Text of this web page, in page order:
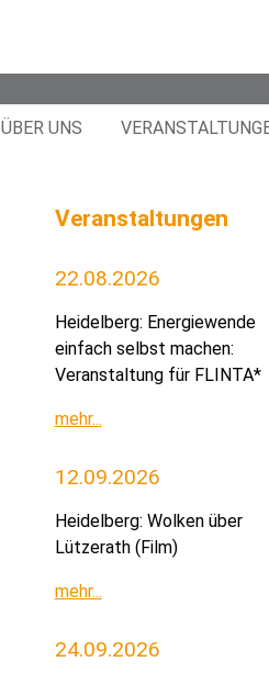
ÜBER UNS
Veranstaltungen
22.08.2026
Heidelberg: Energiewende
einfach selbst machen:
Veranstaltung für FLINTA*
mehr...
12.09.2026
Heidelberg: Wolken über
Lützerath (Film)
mehr...
24.09.2026